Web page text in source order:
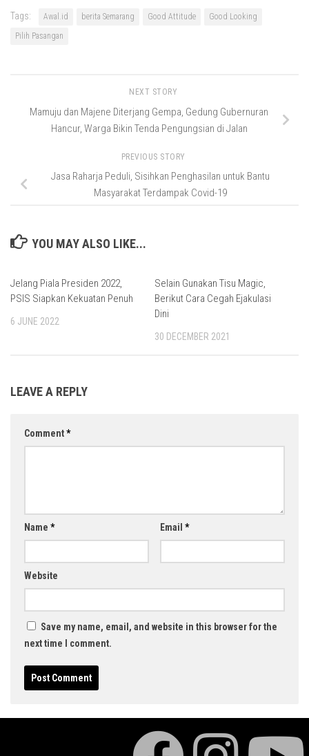
Tags: Awal.id berita Semarang Good Attitude
Good Looking
Pilih Pasangan
NEXT STORY
Mamuju dan Majene Diterjang Gempa, Gedung Gubernuran
Hancur, Warga Bikin Tenda Pengungsian di Jalan
PREVIOUS STORY
Jasa Raharja Peduli, Sisihkan Penghasilan untuk Bantu
Masyarakat Terdampak Covid-19
YOU MAY ALSO LIKE...
Jelang Piala Presiden 2022,
PSIS Siapkan Kekuatan Penuh
6 JUNE 2022
Selain Gunakan Tisu Magic,
Berikut Cara Cegah Ejakulasi
Dini
30 DECEMBER 2021
LEAVE A REPLY
Comment*
Name * Email *
Website
Save my name, email, and website in this browser for the
next time I comment.